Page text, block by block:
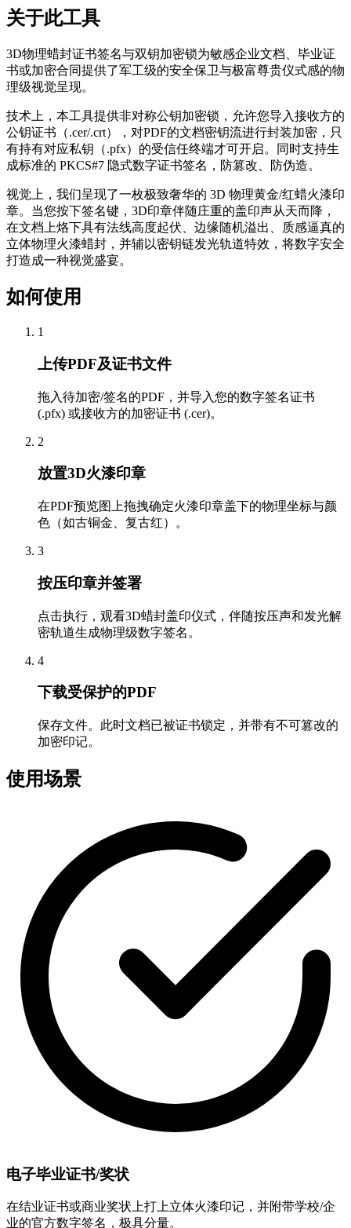
关于此工具
3D物理蜡封证书签名与双钥加密锁为敏感企业文档、毕业证
书或加密合同提供了军工级的安全保卫与极富尊贵仪式感的物
理级视觉呈现。
技术上，本工具提供非对称公钥加密锁，允许您导入接收方的
公钥证书（.cer/.crt），对PDF的文档密钥流进行封装加密，只
有持有对应私钥（.pfx）的受信任终端才可开启。同时支持生
成标准的 PKCS#7 隐式数字证书签名，防篡改、防伪造。
视觉上，我们呈现了一枚极致奢华的 3D 物理黄金/红蜡火漆印
章。当您按下签名键，3D印章伴随庄重的盖印声从天而降，
在文档上烙下具有法线高度起伏、边缘随机溢出、质感逼真的
立体物理火漆蜡封，并辅以密钥链发光轨道特效，将数字安全
打造成一种视觉盛宴。
如何使用
1
上传PDF及证书文件
拖入待加密/签名的PDF，并导入您的数字签名证书
(.pfx) 或接收方的加密证书 (.cer)。
2
放置3D火漆印章
在PDF预览图上拖拽确定火漆印章盖下的物理坐标与颜
色（如古铜金、复古红）。
3
按压印章并签署
点击执行，观看3D蜡封盖印仪式，伴随按压声和发光解
密轨道生成物理级数字签名。
4
下载受保护的PDF
保存文件。此时文档已被证书锁定，并带有不可篡改的
加密印记。
使用场景
电子毕业证书/奖状
在结业证书或商业奖状上打上立体火漆印记，并附带学校/企
业的官方数字签名，极具分量。